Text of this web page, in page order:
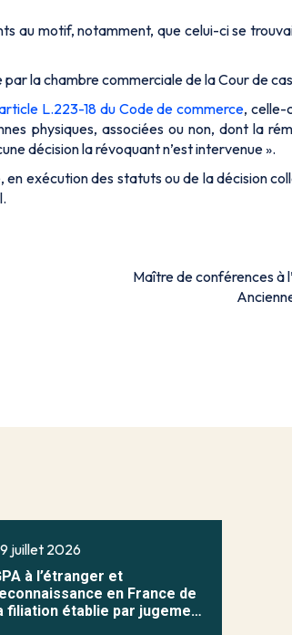
au motif, notamment, que celui-ci se
la chambre commerciale de la Cour de
L.223-18 du Code de commerce, celle-
physiques, associées ou non, dont la
décision la révoquant n’est intervenue ».
exécution des statuts ou de la décision
Maître de conférences à
juillet 2026
à l’étranger et
en France de
filiation établie par jugement